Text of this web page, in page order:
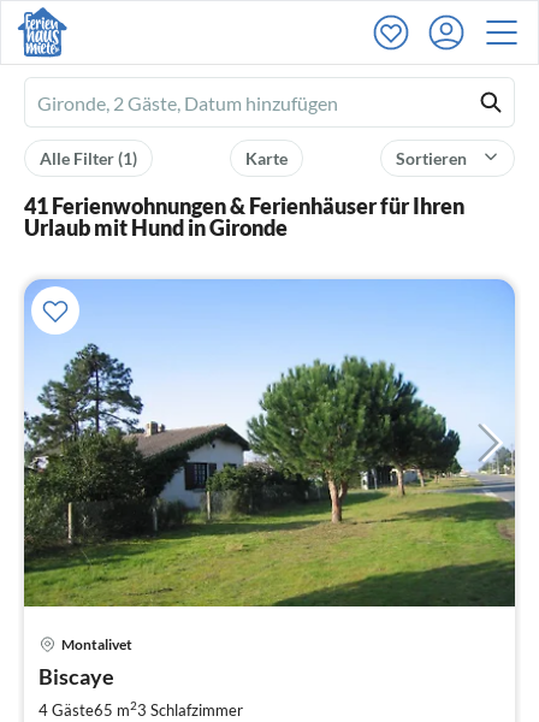
Ferienhausmiete
logo
Sortieren
Karte
Alle Filter(1)
41 Ferienwohnungen & Ferienhäuser für Ihren
Urlaub mit Hund in Gironde
Montalivet
Biscaye
4 Gäste65 m23 Schlafzimmer